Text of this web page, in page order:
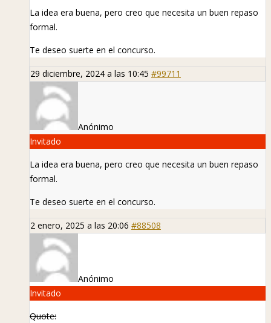
La idea era buena, pero creo que necesita un buen repaso
formal.
Te deseo suerte en el concurso.
29 diciembre, 2024 a las 10:45 #99711
Anónimo
Invitado
La idea era buena, pero creo que necesita un buen repaso
formal.
Te deseo suerte en el concurso.
2 enero, 2025 a las 20:06 #88508
Anónimo
Invitado
Quote: